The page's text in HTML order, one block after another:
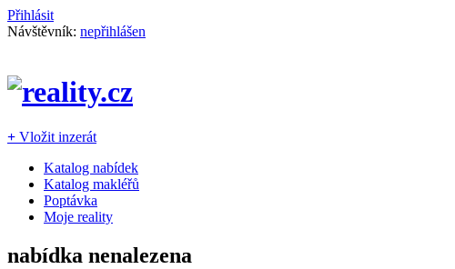
Přihlásit
Návštěvník: nepřihlášen
+ Vložit inzerát
Katalog nabídek
Katalog makléřů
Poptávka
Moje reality
nabídka nenalezena